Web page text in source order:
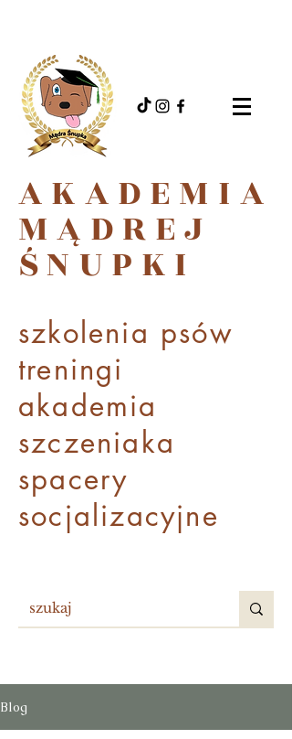
AKADEMIA
MĄDREJ
ŚNUPKI
szkolenia psów
treningi
akademia
szczeniaka
spacery
socjalizacyjne
Blog